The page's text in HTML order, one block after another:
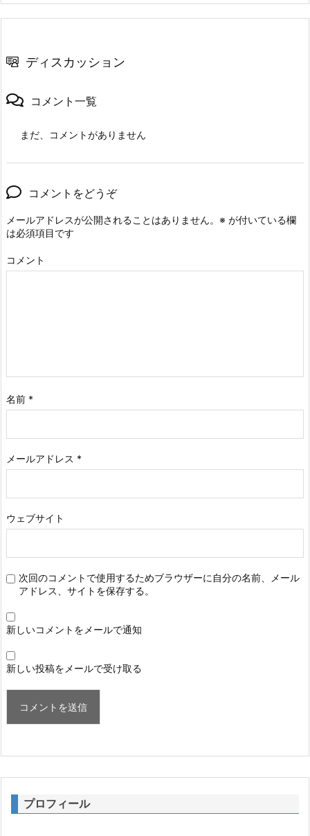
ディスカッション
コメント一覧
まだ、コメントがありません
コメントをどうぞ
メールアドレスが公開されることはありません。 ※ が付いている欄
は必須項目です
コメント
名前 *
メールアドレス *
ウェブサイト
次回のコメントで使用するためブラウザーに自分の名前、メール
アドレス、サイトを保存する。
新しいコメントをメールで通知
新しい投稿をメールで受け取る
プロフィール